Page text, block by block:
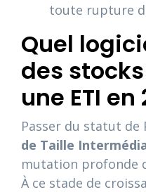
toute rupture
Quel
des
une ETI en
Passer du statut de
de Taille
mutation profonde
À ce stade de